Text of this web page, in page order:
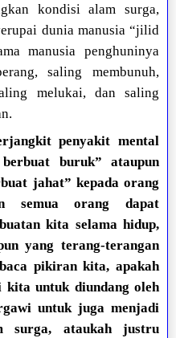
kondisi alam surga,
dunia manusia “jilid
manusia penghuninya
saling membunuh,
melukai, dan saling
penyakit mental
buruk” ataupun
jahat” kepada orang
semua orang dapat
kita selama hidup,
yang terang-terangan
pikiran kita, apakah
kita untuk diundang oleh
untuk juga menjadi
surga, ataukah justru